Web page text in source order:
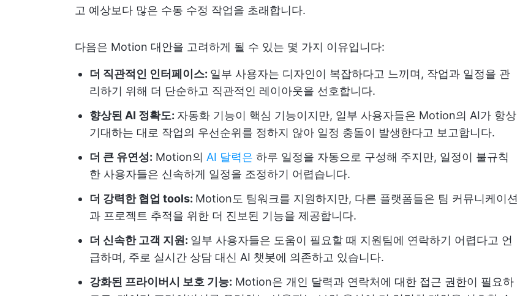
고 예상보다 많은 수동 수정 작업을 초래합니다.
다음은 Motion 대안을 고려하게 될 수 있는 몇 가지 이유입니다:
더 직관적인 인터페이스: 일부 사용자는 디자인이 복잡하다고 느끼며, 작업과 일정을 관
리하기 위해 더 단순하고 직관적인 레이아웃을 선호합니다.
향상된 AI 정확도: 자동화 기능이 핵심 기능이지만, 일부 사용자들은 Motion의 AI가 항상
기대하는 대로 작업의 우선순위를 정하지 않아 일정 충돌이 발생한다고 보고합니다.
더 큰 유연성: Motion의 AI 달력은 하루 일정을 자동으로 구성해 주지만, 일정이 불규칙
한 사용자들은 신속하게 일정을 조정하기 어렵습니다.
더 강력한 협업 tools: Motion도 팀워크를 지원하지만, 다른 플랫폼들은 팀 커뮤니케이션
과 프로젝트 추적을 위한 더 진보된 기능을 제공합니다.
더 신속한 고객 지원: 일부 사용자들은 도움이 필요할 때 지원팀에 연락하기 어렵다고 언
급하며, 주로 실시간 상담 대신 AI 챗봇에 의존하고 있습니다.
강화된 프라이버시 보호 기능: Motion은 개인 달력과 연락처에 대한 접근 권한이 필요하